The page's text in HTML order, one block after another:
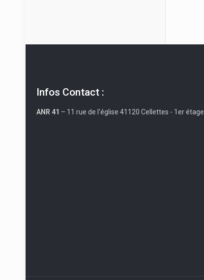
Infos Contact :
ANR 41 – 11 rue de l'église 41120 Cellettes - 1er étage